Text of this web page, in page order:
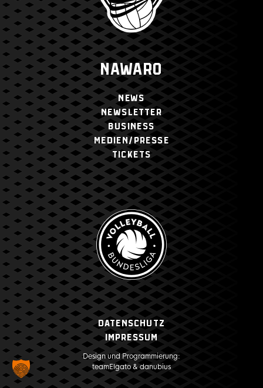
NAWARO
NEWS
NEWSLETTER
BUSINESS
MEDIEN/PRESSE
TICKETS
Datenschutz
Impressum
Design und Programmierung:
teamElgato&danubius